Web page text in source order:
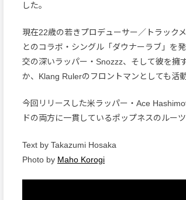
した。
現在22歳の若きプロデューサー／トラック
とのコラボ・シングル「ダウナーラブ」を
交の深いラッパー・Snozzz、そして彼を擁
か、Klang Rulerのフロントマンとしても活
今回リリースした米ラッパー・Ace
ドの両方に一貫しているポップネスのルーツ
Text by Takazumi Hosaka
Photo by Maho Korogi